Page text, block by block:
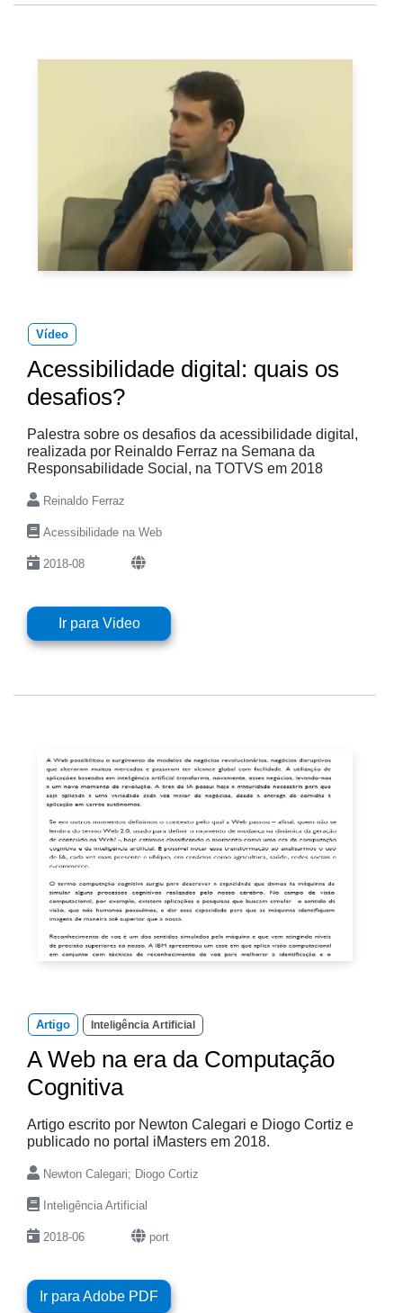
Vídeo
Acessibilidade digital: quais os
desafios?
Palestra sobre os desafios da acessibilidade digital,
realizada por Reinaldo Ferraz na Semana da
Responsabilidade Social, na TOTVS em 2018
Reinaldo Ferraz
Acessibilidade na Web
2018-08
Ir para Video
Artigo Inteligência Artificial
A Web na era da Computação
Cognitiva
Artigo escrito por Newton Calegari e Diogo Cortiz e
publicado no portal iMasters em 2018.
Newton Calegari; Diogo Cortiz
Inteligência Artificial
2018-06 port
Ir para Adobe PDF